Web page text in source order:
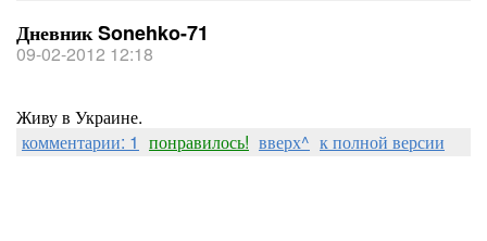
Дневник Sonehko-71
09-02-2012 12:18
Живу в Украине.
комментарии: 1 понравилось! вверх^ к полной версии